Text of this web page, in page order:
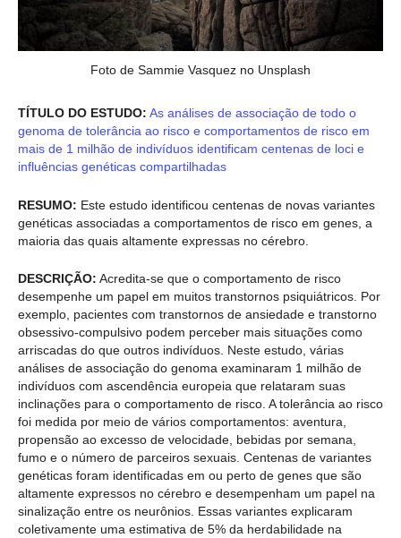
Foto de Sammie Vasquez no Unsplash
TÍTULO DO ESTUDO: As análises de associação de todo o
genoma de tolerância ao risco e comportamentos de risco em
mais de 1 milhão de indivíduos identificam centenas de loci e
influências genéticas compartilhadas
RESUMO: Este estudo identificou centenas de novas variantes
genéticas associadas a comportamentos de risco em genes, a
maioria das quais altamente expressas no cérebro.
DESCRIÇÃO: Acredita-se que o comportamento de risco
desempenhe um papel em muitos transtornos psiquiátricos. Por
exemplo, pacientes com transtornos de ansiedade e transtorno
obsessivo-compulsivo podem perceber mais situações como
arriscadas do que outros indivíduos. Neste estudo, várias
análises de associação do genoma examinaram 1 milhão de
indivíduos com ascendência europeia que relataram suas
inclinações para o comportamento de risco. A tolerância ao risco
foi medida por meio de vários comportamentos: aventura,
propensão ao excesso de velocidade, bebidas por semana,
fumo e o número de parceiros sexuais. Centenas de variantes
genéticas foram identificadas em ou perto de genes que são
altamente expressos no cérebro e desempenham um papel na
sinalização entre os neurônios. Essas variantes explicaram
coletivamente uma estimativa de 5% da herdabilidade na